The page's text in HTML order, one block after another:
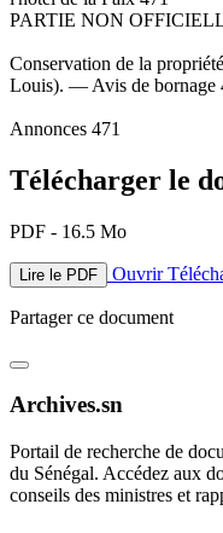
PARTIE NON
Conservation de la
Louis). — Avis de bornage
Annonces 471
Télécharger le
PDF - 16.5 Mo
Lire le PDF Ouvrir
Partager ce document
Archives.sn
Portail de recherche de
du Sénégal. Accédez aux
conseils des ministres et